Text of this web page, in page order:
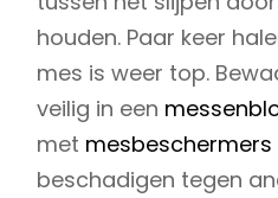
houden. Paar keer
mes is weer top.
veilig in een
met mesbeschermers
beschadigen tegen